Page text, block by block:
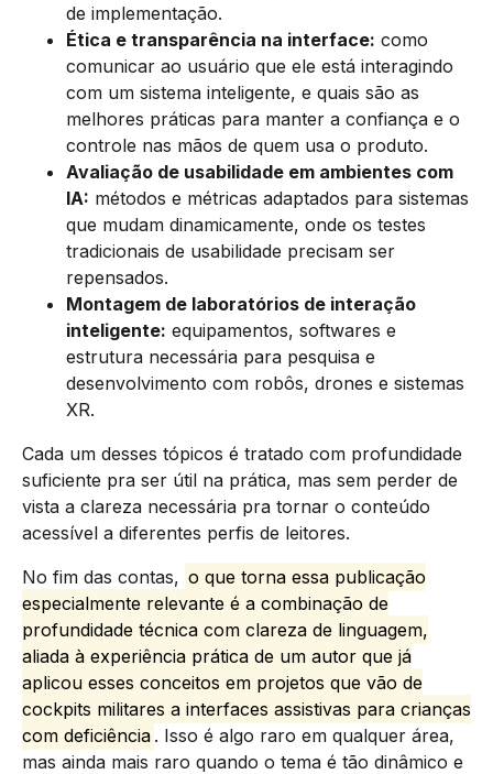
de implementação.
Ética e transparência na interface: como
comunicar ao usuário que ele está interagindo
com um sistema inteligente, e quais são as
melhores práticas para manter a confiança e o
controle nas mãos de quem usa o produto.
Avaliação de usabilidade em ambientes com
IA: métodos e métricas adaptados para sistemas
que mudam dinamicamente, onde os testes
tradicionais de usabilidade precisam ser
repensados.
Montagem de laboratórios de interação
inteligente: equipamentos, softwares e
estrutura necessária para pesquisa e
desenvolvimento com robôs, drones e sistemas
XR.
Cada um desses tópicos é tratado com profundidade
suficiente pra ser útil na prática, mas sem perder de
vista a clareza necessária pra tornar o conteúdo
acessível a diferentes perfis de leitores.
No fim das contas, o que torna essa publicação
especialmente relevante é a combinação de
profundidade técnica com clareza de linguagem,
aliada à experiência prática de um autor que já
aplicou esses conceitos em projetos que vão de
cockpits militares a interfaces assistivas para crianças
com deficiência . Isso é algo raro em qualquer área,
mas ainda mais raro quando o tema é tão dinâmico e